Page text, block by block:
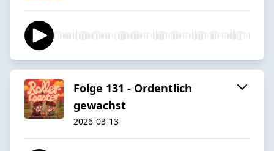
Folge 131 - Ordentlich
gewachst
2026-03-13